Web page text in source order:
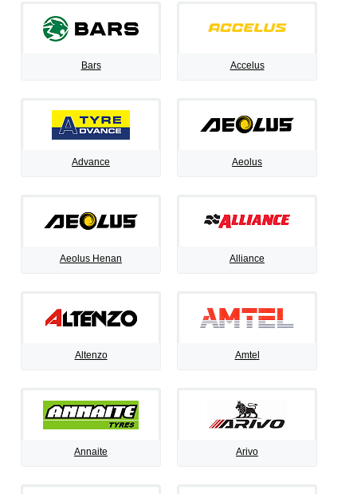
Bars Accelus
Advance Aeolus
Aeolus Henan Alliance
Altenzo Amtel
Annaite Arivo